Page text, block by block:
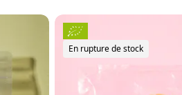
En rupture de stock